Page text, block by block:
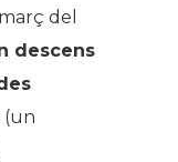
del
descens
(un